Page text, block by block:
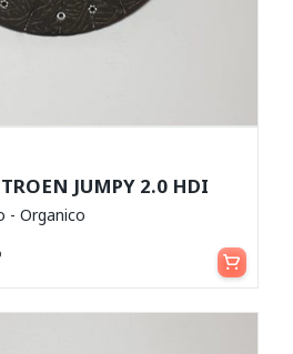
JUMPY 2.0 HDI
- Organico
Aggiungi al carrello